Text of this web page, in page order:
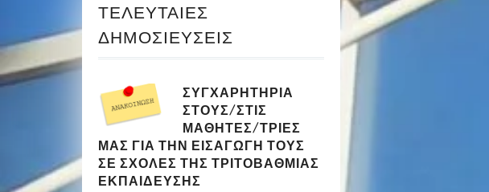
ΤΕΛΕΥΤΑΊΕΣ
ΔΗΜΟΣΙΕΎΣΕΙΣ
ΣΥΓΧΑΡΗΤΉΡΙΑ
ΣΤΟΥΣ/ΣΤΙΣ
ΜΑΘΗΤΈΣ/ΤΡΙΕΣ
ΜΑΣ ΓΙΑ ΤΗΝ ΕΙΣΑΓΩΓΉ ΤΟΥΣ
ΣΕ ΣΧΟΛΈΣ ΤΗΣ ΤΡΙΤΟΒΆΘΜΙΑΣ
ΕΚΠΑΊΔΕΥΣΗΣ